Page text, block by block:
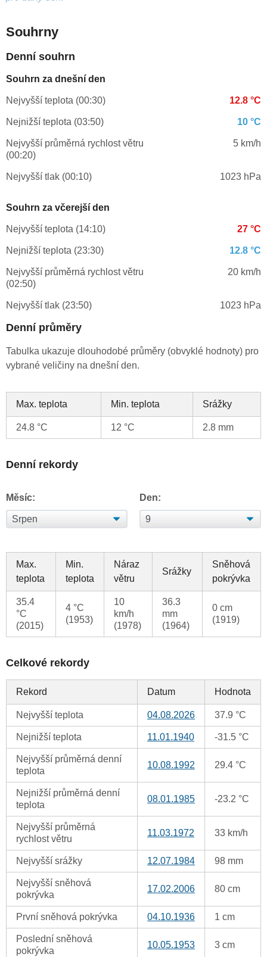
Souhrny
Denní souhrn
Souhrn za dnešní den
Nejvyšší teplota (00:30) 12.8 °C
Nejnižší teplota (03:50) 10 °C
Nejvyšší průměrná rychlost větru
(00:20)
5 km/h
Nejvyšší tlak (00:10) 1023 hPa
Souhrn za včerejší den
Nejvyšší teplota (14:10) 27 °C
Nejnižší teplota (23:30) 12.8 °C
Nejvyšší průměrná rychlost větru
(02:50)
20 km/h
Nejvyšší tlak (23:50) 1023 hPa
Denní průměry
Tabulka ukazuje dlouhodobé průměry (obvyklé hodnoty) pro
vybrané veličiny na dnešní den.
Max. teplota Min. teplota Srážky
24.8 °C 12 °C 2.8 mm
Denní rekordy
Měsíc: Den:
Max.
teplota
Min.
teplota
Náraz
větru
Srážky
Sněhová
pokrývka
35.4
°C
(2015)
4 °C
(1953)
10
km/h
(1978)
36.3
mm
(1964)
0 cm
(1919)
Celkové rekordy
Rekord Datum Hodnota
Nejvyšší teplota 04.08.2026 37.9 °C
Nejnižší teplota 11.01.1940 -31.5 °C
Nejvyšší průměrná denní
teplota
10.08.1992 29.4 °C
Nejnižší průměrná denní
teplota
08.01.1985 -23.2 °C
Nejvyšší průměrná
rychlost větru
11.03.1972 33 km/h
Nejvyšší srážky 12.07.1984 98 mm
Nejvyšší sněhová
pokrývka
17.02.2006 80 cm
První sněhová pokrývka 04.10.1936 1 cm
Poslední sněhová
pokrývka
10.05.1953 3 cm